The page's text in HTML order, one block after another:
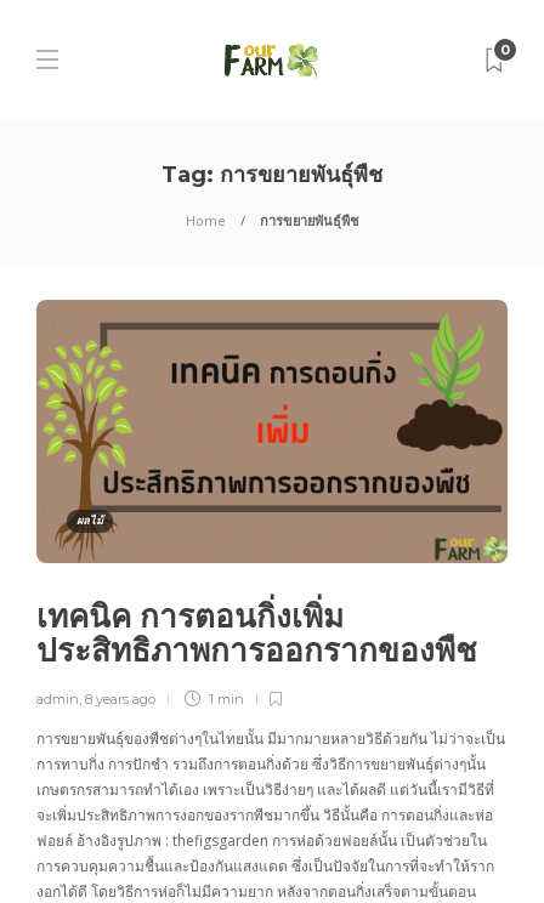
0
Tag: การขยายพันธุ์พืช
Home การขยายพันธุ์พืช
ผลไม้
เทคนิค การตอนกิ่งเพิ่ม
ประสิทธิภาพการออกรากของพืช
admin, 8 years ago 1 min
การขยายพันธุ์ของพืชต่างๆในไทยนั้น มีมากมายหลายวิธีด้วยกัน ไม่ว่าจะเป็น
การทาบกิ่ง การปักชำ รวมถึงการตอนกิ่งด้วย ซึ่งวิธีการขยายพันธุ์ต่างๆนั้น
เกษตรกรสามารถทำได้เอง เพราะเป็นวิธีง่ายๆ และได้ผลดี แต่วันนี้เรามีวิธีที่
จะเพิ่มประสิทธิภาพการงอกของรากพืชมากขึ้น วิธีนั้นคือ การตอนกิ่งและห่อ
ฟอยล์ อ้างอิงรูปภาพ : thefigsgarden การห่อด้วยฟอยล์นั้น เป็นตัวช่วยใน
การควบคุมความชื้นและป้องกันแสงแดด ซึ่งเป็นปัจจัยในการที่จะทำให้ราก
งอกได้ดี โดยวิธีการห่อก็ไม่มีความยาก หลังจากตอนกิ่งเสร็จตามขั้นตอน